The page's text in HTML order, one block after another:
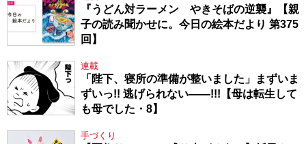
『うどん対ラーメン やきそばの逆襲』【親
子の読み聞かせに。今日の絵本だより 第375
回】
連載
「陛下、寝所の準備が整いました」まずいま
ずいっ!! 逃げられない――!!!【母は転生して
も母でした・8】
手づくり